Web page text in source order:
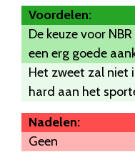
Voordelen:
De keuze voor
een erg goede
Het zweet zal niet
hard aan het
Nadelen:
Geen